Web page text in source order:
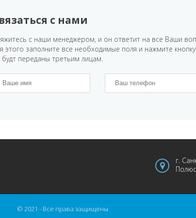
с нами
с наши менеджером, и он ответит на все Ваши
этого заполните все необходимые поля и нажмите
будт переданы третьим лицам.
г.
© 2021 - Все права защищены